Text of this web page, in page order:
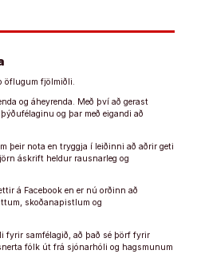
öflugum fjölmiðli.
og áheyrenda. Með því að gerast
og þar með eigandi að
þeir nota en tryggja í leiðinni að aðrir geti
áskrift heldur rausnarleg og
á Facebook en er nú orðinn að
skoðanapistlum og
fyrir samfélagið, að það sé þörf fyrir
fólk út frá sjónarhóli og hagsmunum